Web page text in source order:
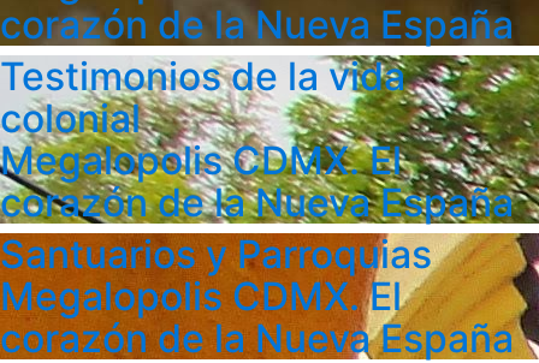
corazón de la Nueva España
Testimonios de la vida
colonial
Megalopolis CDMX. El
corazón de la Nueva España
Santuarios y Parroquias
Megalopolis CDMX. El
corazón de la Nueva España